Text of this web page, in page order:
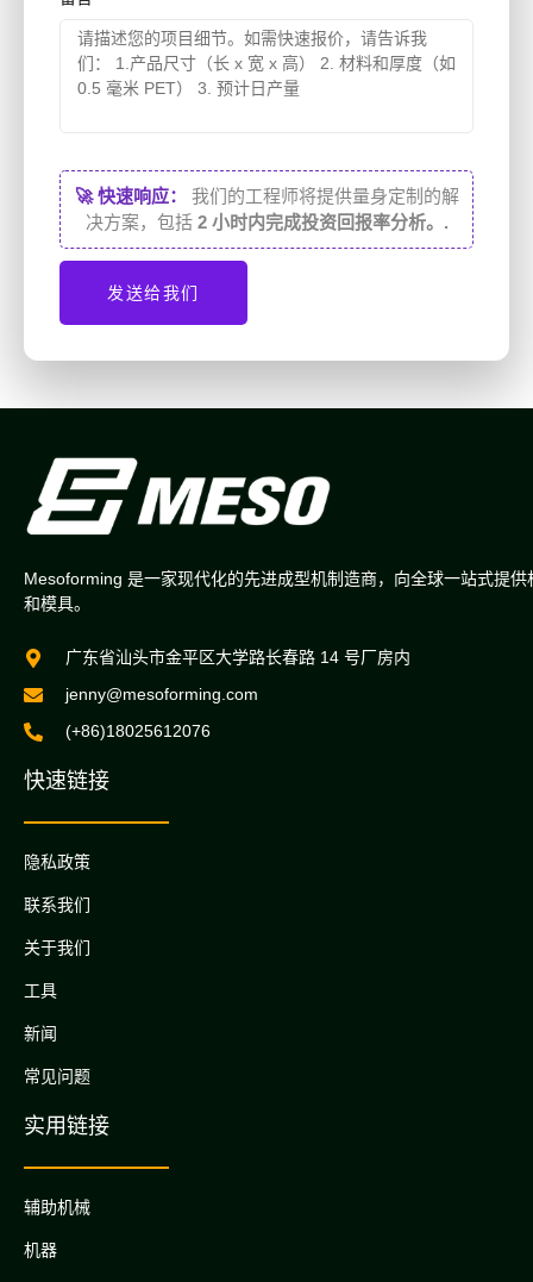
🚀 快速响应：
我们的工程师将提供量身定制的解
决方案，包括 2 小时内完成投资回报率分析。.
发送给我们
Mesoforming 是一家现代化的先进成型机制造商，向全球一站式提供
和模具。
广东省汕头市金平区大学路长春路 14 号厂房内
jenny@mesoforming.com
(+86)18025612076
快速链接
隐私政策
联系我们
关于我们
工具
新闻
常见问题
实用链接
辅助机械
机器